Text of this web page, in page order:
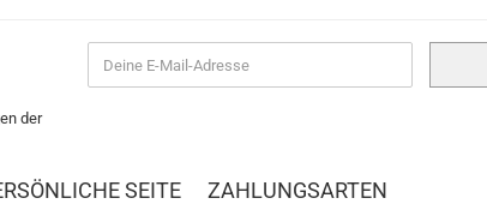
der
SEITE ZAHLUNGSARTEN